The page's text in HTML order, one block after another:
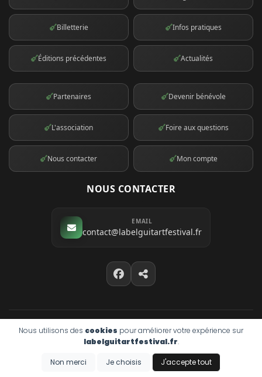
Billetterie Infos pratiques
Éditions précédentes Actualités
Partenaires Devenir bénévole
L'association Foire aux questions
Nous contacter Mon compte
NOUS CONTACTER
EMAIL
contact@labelguitartfestival.fr
© 2026 LabelGui'tart
Mentions légalesConfidentialitéCookies
EMIPROD v4.8.1
Nous utilisons des cookies pour améliorer votre expérience sur
labelguitartfestival.fr.
Non merci Je choisis J'accepte tout